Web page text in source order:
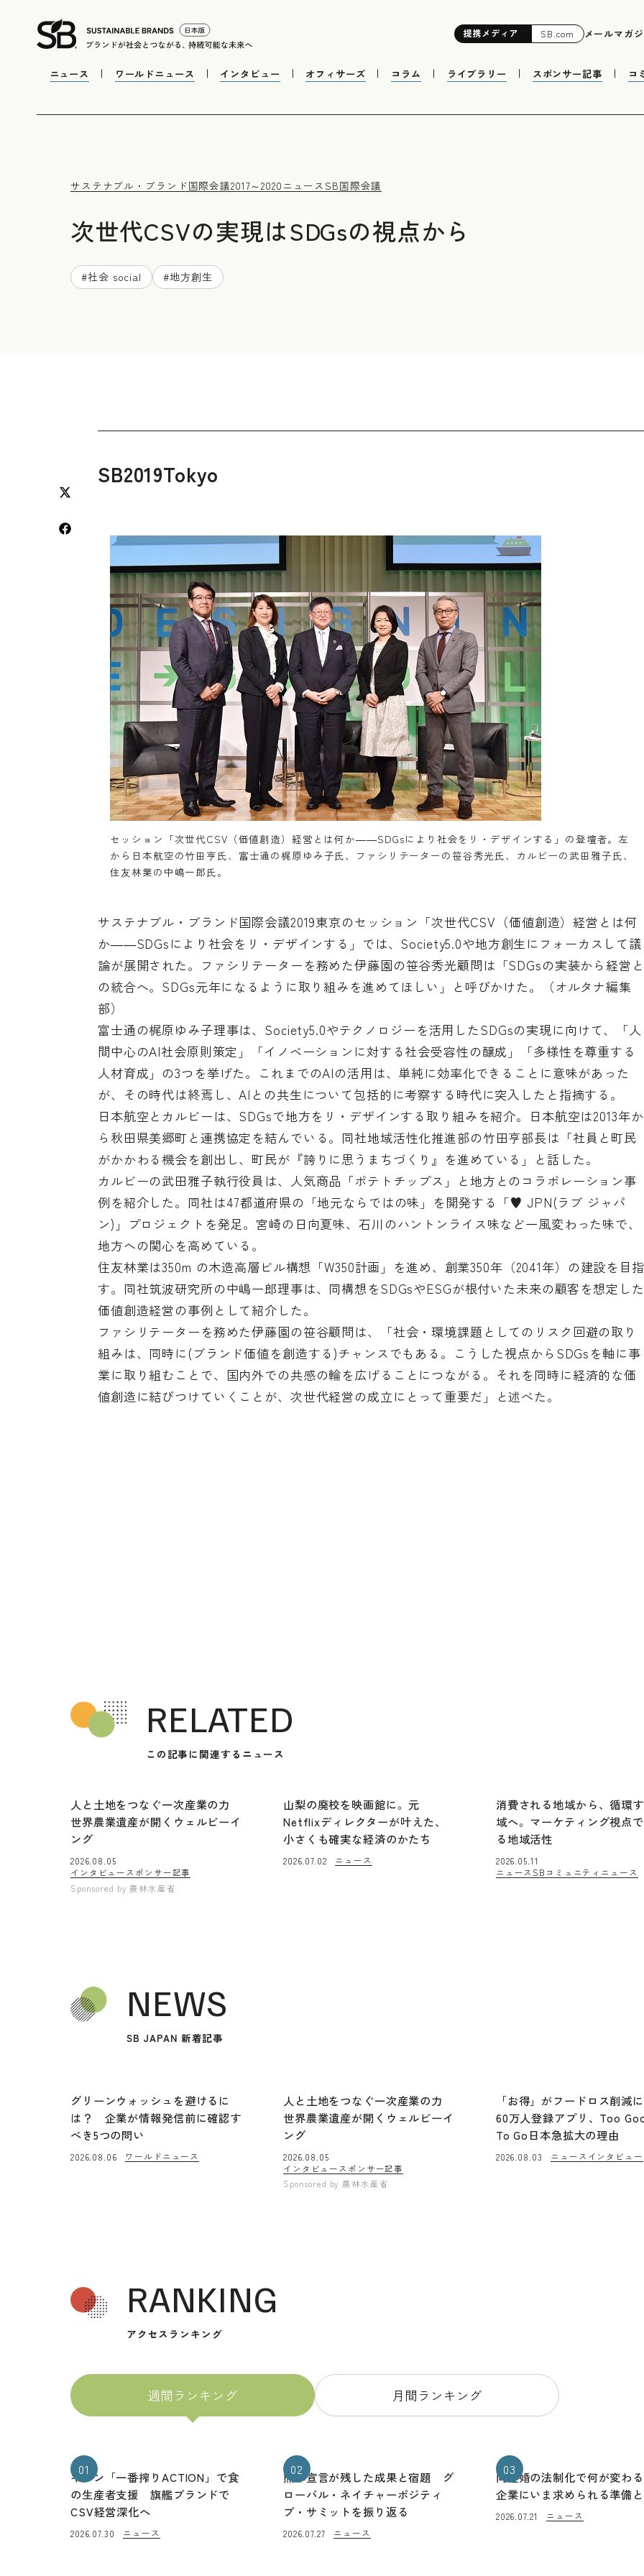
提携メディア SB.com メールマガ
ニュース ワールドニュース インタビュー オフィサーズ コラム ライブラリー スポンサー記事 コ
サステナブル・ブランド国際会議2017～2020 ニュース SB国際会議
次世代CSVの実現はSDGsの視点から
#社会 social #地方創生
SB2019Tokyo
セッション「次世代CSV（価値創造）経営とは何か――SDGsにより社会をリ・デザインする」の登壇者。左
から日本航空の竹田亨氏、富士通の梶原ゆみ子氏、ファシリテーターの笹谷秀光氏、カルビーの武田雅子氏、
住友林業の中嶋一郎氏。
サステナブル・ブランド国際会議2019東京のセッション「次世代CSV（価値創造）経営とは何
か――SDGsにより社会をリ・デザインする」では、Society5.0や地方創生にフォーカスして議
論が展開された。ファシリテーターを務めた伊藤園の笹谷秀光顧問は「SDGsの実装から経営と
の統合へ。SDGs元年になるように取り組みを進めてほしい」と呼びかけた。（オルタナ編集
部）
富士通の梶原ゆみ子理事は、Society5.0やテクノロジーを活用したSDGsの実現に向けて、「人
間中心のAI社会原則策定」「イノベーションに対する社会受容性の醸成」「多様性を尊重する
人材育成」の3つを挙げた。これまでのAIの活用は、単純に効率化できることに意味があった
が、その時代は終焉し、AIとの共生について包括的に考察する時代に突入したと指摘する。
日本航空とカルビーは、SDGsで地方をリ・デザインする取り組みを紹介。日本航空は2013年か
ら秋田県美郷町と連携協定を結んでいる。同社地域活性化推進部の竹田亨部長は「社員と町民
がかかわる機会を創出し、町民が『誇りに思うまちづくり』を進めている」と話した。
カルビーの武田雅子執行役員は、人気商品「ポテトチップス」と地方とのコラボレーション事
例を紹介した。同社は47都道府県の「地元ならではの味」を開発する「♥ JPN(ラブ ジャパ
ン)」プロジェクトを発足。宮崎の日向夏味、石川のハントンライス味など一風変わった味で、
地方への関心を高めている。
住友林業は350m の木造高層ビル構想「W350計画」を進め、創業350年（2041年）の建設を目指
す。同社筑波研究所の中嶋一郎理事は、同構想をSDGsやESGが根付いた未来の顧客を想定した
価値創造経営の事例として紹介した。
ファシリテーターを務めた伊藤園の笹谷顧問は、「社会・環境課題としてのリスク回避の取り
組みは、同時に(ブランド価値を創造する)チャンスでもある。こうした視点からSDGsを軸に事
業に取り組むことで、国内外での共感の輪を広げることにつながる。それを同時に経済的な価
値創造に結びつけていくことが、次世代経営の成立にとって重要だ」と述べた。
RELATED
この記事に関連するニュース
人と土地をつなぐ一次産業の力
世界農業遺産が開くウェルビーイ
ング
2026.08.05
インタビュースポンサー記事
Sponsored by 農林水産省
山梨の廃校を映画館に。元
Netflixディレクターが叶えた、
小さくも確実な経済のかたち
2026.07.02 ニュース
消費される地域から、循環
域へ。マーケティング視点
る地域活性
2026.05.11
ニュース SBコミュニティニュース
NEWS
SB JAPAN 新着記事
グリーンウォッシュを避けるに
は？ 企業が情報発信前に確認す
べき5つの問い
2026.08.06 ワールドニュース
人と土地をつなぐ一次産業の力
世界農業遺産が開くウェルビーイ
ング
2026.08.05
インタビュースポンサー記事
Sponsored by農林水産省
「お得」がフードロス削
60万人登録アプリ、Too
To Go日本急拡大の理由
2026.08.03 ニュース インタビュー
RANKING
アクセスランキング
週間ランキング 月間ランキング
01
キリン「一番搾りACTION」で食
の生産者支援 旗艦ブランドで
CSV経営深化へ
2026.07.30 ニュース
02
熊本宣言が残した成果と宿題 グ
ローバル・ネイチャーポジティ
ブ・サミットを振り返る
2026.07.27 ニュース
03
同性婚の法制化で何が変わ
企業にいま求められる準備
2026.07.21 ニュース